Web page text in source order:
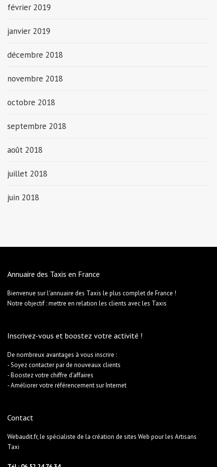
février 2019
janvier 2019
décembre 2018
novembre 2018
octobre 2018
septembre 2018
août 2018
juillet 2018
juin 2018
Annuaire des Taxis en France
Bienvenue sur l'annuaire des Taxis le plus complet de France !
Notre objectif : mettre en relation les clients avec les Taxis
Inscrivez-vous et boostez votre activité !
De nombreux avantages à vous inscrire :
- Soyez contacter par de nouveaux clients
- Boostez votre chiffre d'affaires
- Améliorer votre référencement sur Internet
Contact
Webaudit.fr, le spécialiste de la création de sites Web pour les Artisans
Taxi